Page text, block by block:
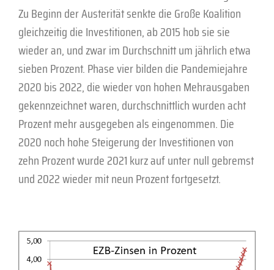
Zu Beginn der Austerität senkte die Große Koalition
gleichzeitig die Investitionen, ab 2015 hob sie sie
wieder an, und zwar im Durchschnitt um jährlich etwa
sieben Prozent. Phase vier bilden die Pandemiejahre
2020 bis 2022, die wieder von hohen Mehrausgaben
gekennzeichnet waren, durchschnittlich wurden acht
Prozent mehr ausgegeben als eingenommen. Die
2020 noch hohe Steigerung der Investitionen von
zehn Prozent wurde 2021 kurz auf unter null gebremst
und 2022 wieder mit neun Prozent fortgesetzt.